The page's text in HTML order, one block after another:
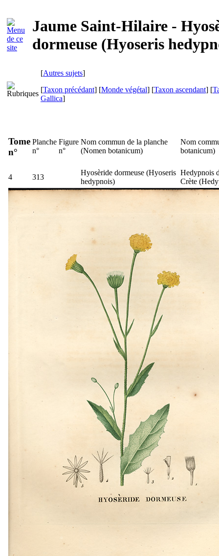
Jaume Saint-Hilaire -
dormeuse (Hyoseris
[Autres sujets]
[Taxon précédant] [Monde végétal] [Taxon ascendant] [
Gallica]
Tome
n°
Planche
n°
Figure
n°
Nom commun de la planche
(Nomen botanicum)
Nom
botanicum)
4 313
Hyosèride dormeuse (Hyoseris
hedypnois)
Hedypnois
Crète (